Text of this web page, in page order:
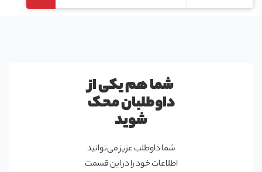
شما هم یکی از
داوطلبان محک
شوید
شما داوطلب عزیز می‌توانید
اطلاعات خود را در این قسمت